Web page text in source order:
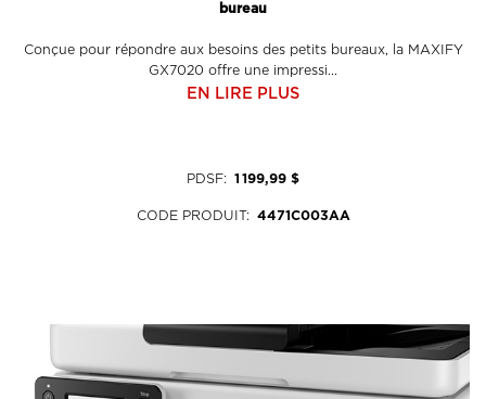
bureau
Conçue pour répondre aux besoins des petits bureaux, la MAXIFY
GX7020 offre une impressi...
EN LIRE PLUS
PDSF: 1 199,99 $
CODE PRODUIT: 4471C003AA